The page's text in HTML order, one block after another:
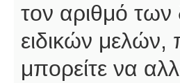
τον αριθμό των
ειδικών μελών,
μπορείτε να